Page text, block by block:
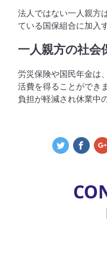
法人ではない一人親方
ている国保組合に加入
一人親方の社会
労災保険や国民年金は
活費を得ることができ
負担が軽減され休業中